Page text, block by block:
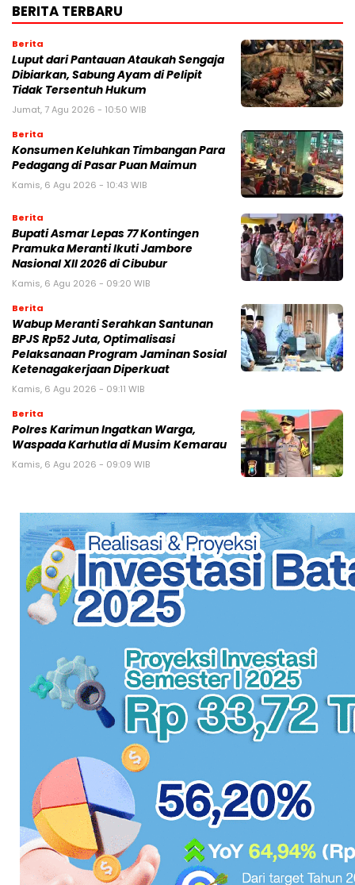
BERITA TERBARU
Berita
Luput dari Pantauan Ataukah Sengaja
Dibiarkan, Sabung Ayam di Pelipit
Tidak Tersentuh Hukum
Jumat, 7 Agu 2026 - 10:50 WIB
Berita
Konsumen Keluhkan Timbangan Para
Pedagang di Pasar Puan Maimun
Kamis, 6 Agu 2026 - 10:43 WIB
Berita
Bupati Asmar Lepas 77 Kontingen
Pramuka Meranti Ikuti Jambore
Nasional XII 2026 di Cibubur
Kamis, 6 Agu 2026 - 09:20 WIB
Berita
Wabup Meranti Serahkan Santunan
BPJS Rp52 Juta, Optimalisasi
Pelaksanaan Program Jaminan Sosial
Ketenagakerjaan Diperkuat
Kamis, 6 Agu 2026 - 09:11 WIB
Berita
Polres Karimun Ingatkan Warga,
Waspada Karhutla di Musim Kemarau
Kamis, 6 Agu 2026 - 09:09 WIB